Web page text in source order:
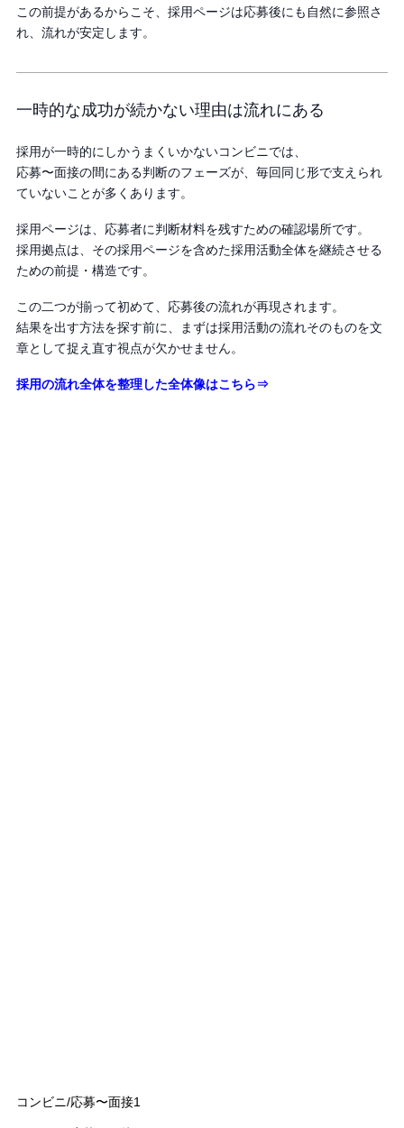
この前提があるからこそ、採用ページは応募後にも自然に参照さ
れ、流れが安定します。
一時的な成功が続かない理由は流れにある
採用が一時的にしかうまくいかないコンビニでは、
応募〜面接の間にある判断のフェーズが、毎回同じ形で支えられ
ていないことが多くあります。
採用ページは、応募者に判断材料を残すための確認場所です。
採用拠点は、その採用ページを含めた採用活動全体を継続させる
ための前提・構造です。
この二つが揃って初めて、応募後の流れが再現されます。
結果を出す方法を探す前に、まずは採用活動の流れそのものを文
章として捉え直す視点が欠かせません。
採用の流れ全体を整理した全体像はこちら⇒
コンビニ/応募〜面接1